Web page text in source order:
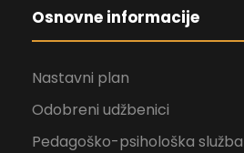
Osnovne informacije
Nastavni plan
Odobreni udžbenici
Pedagoško-psihološka služba